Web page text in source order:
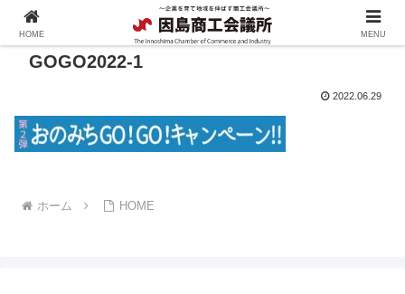
GOGO2022-1
2022.06.29
ホーム HOME
HOME MENU